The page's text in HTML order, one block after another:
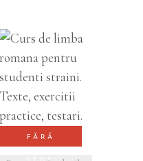
FĂRĂ
DETALII